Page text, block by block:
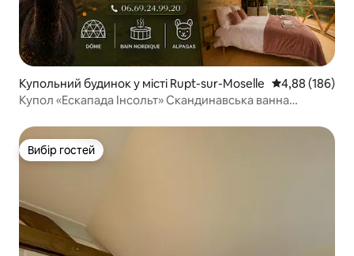
Купольний будинок у місті Rupt-sur-Moselle Середня
4,88 (186)
Купол «Ескапада Інсольт» Скандинавська ванна
Вибір гостей
Вибір гостей